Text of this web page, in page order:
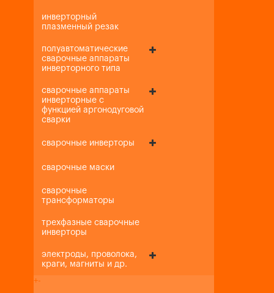
инверторный
плазменный резак
полуавтоматические
сварочные аппараты
инверторного типа
сварочные аппараты
инверторные с
функцией аргонодуговой
сварки
сварочные инверторы
сварочные маски
сварочные
трансформаторы
трехфазные сварочные
инверторы
электроды, проволока,
краги, магниты и др.
+-